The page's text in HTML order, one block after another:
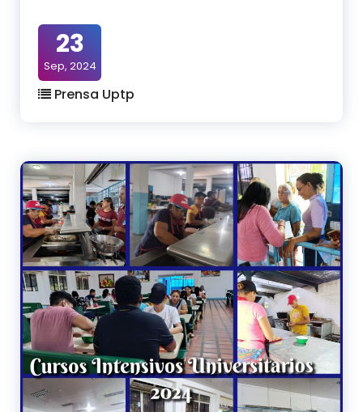
23
Sep, 2024
Prensa Uptp